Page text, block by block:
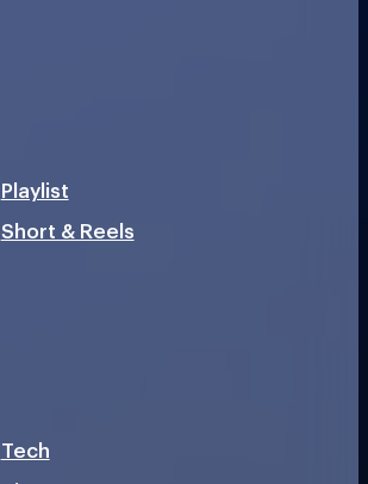
Playlist
Short & Reels
Tech